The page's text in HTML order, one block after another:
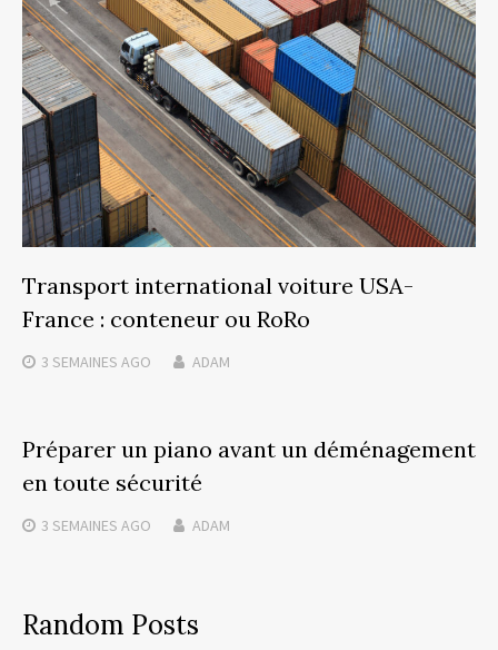
Transport international voiture USA-
France : conteneur ou RoRo
3 SEMAINES AGO ADAM
Préparer un piano avant un déménagement
en toute sécurité
3 SEMAINES AGO ADAM
Random Posts